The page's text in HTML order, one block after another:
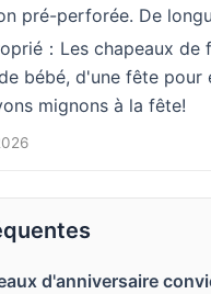
pré-perforée. De
：Les chapeaux
bébé, d'une fête pour
mignons à la fête!
d'anniversaire